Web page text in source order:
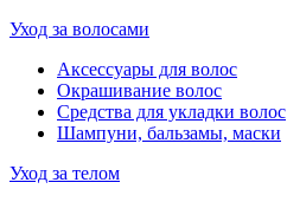
Уход за волосами
Аксессуары для волос
Окрашивание волос
Средства для укладки волос
Шампуни, бальзамы, маски
Уход за телом